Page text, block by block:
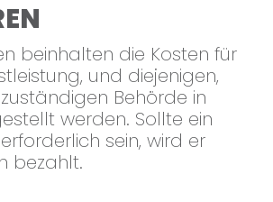
beinhalten die Kosten für
und diejenigen,
Behörde in
werden. Sollte ein
sein, wird er
bezahlt.